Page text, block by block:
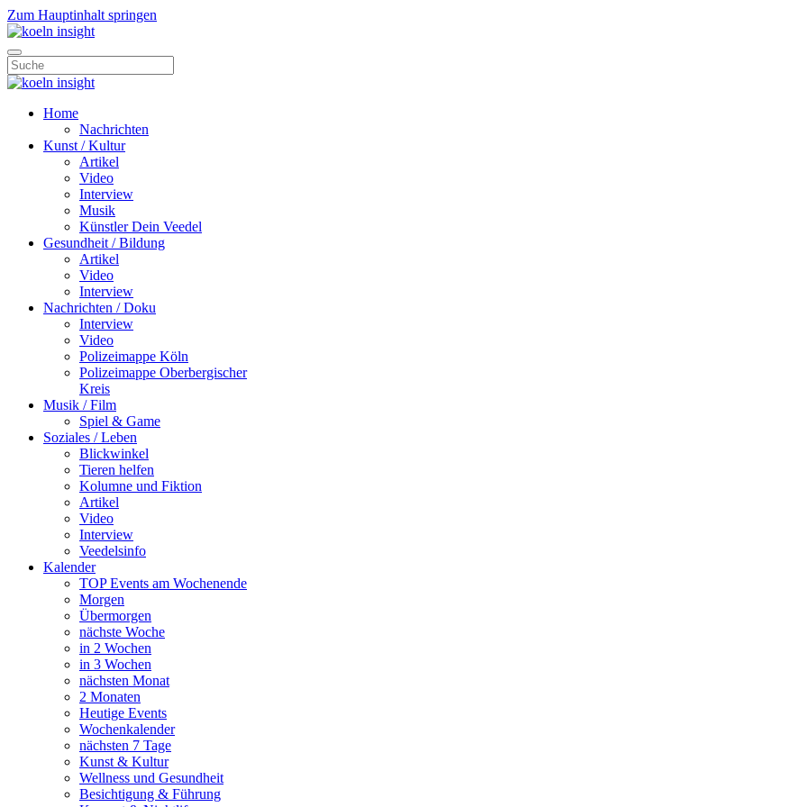
Zum Hauptinhalt springen
Home
Nachrichten
Kunst / Kultur
Artikel
Video
Interview
Musik
Künstler Dein Veedel
Gesundheit / Bildung
Artikel
Video
Interview
Nachrichten / Doku
Interview
Video
Polizeimappe Köln
Polizeimappe Oberbergischer
Kreis
Musik / Film
Spiel & Game
Soziales / Leben
Blickwinkel
Tieren helfen
Kolumne und Fiktion
Artikel
Video
Interview
Veedelsinfo
Kalender
TOP Events am Wochenende
Morgen
Übermorgen
nächste Woche
in 2 Wochen
in 3 Wochen
nächsten Monat
2 Monaten
Heutige Events
Wochenkalender
nächsten 7 Tage
Kunst & Kultur
Wellness und Gesundheit
Besichtigung & Führung